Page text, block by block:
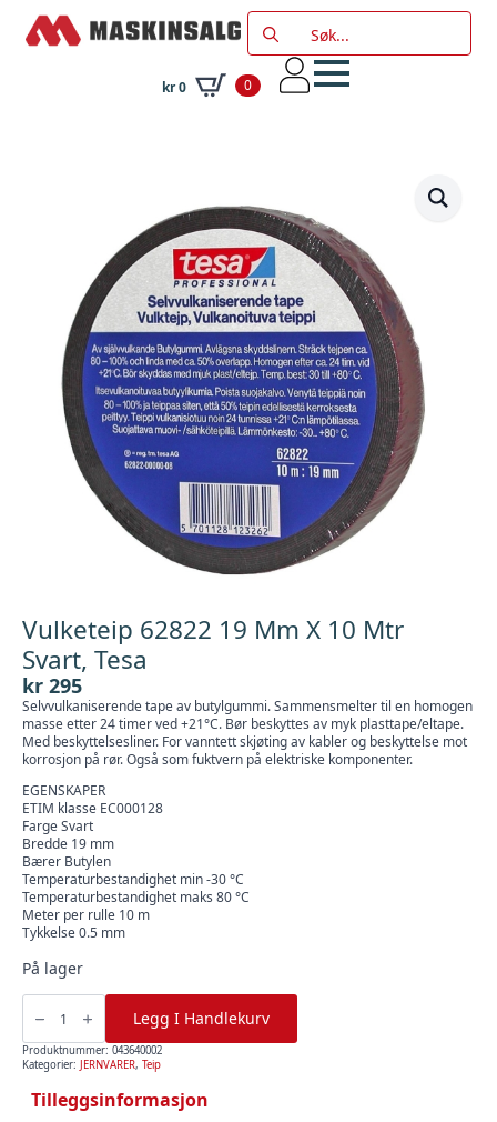
Search
for:
kr0 0
Vulketeip 62822 19 Mm X 10 Mtr
Svart, Tesa
kr 295
Selvvulkaniserende tape av butylgummi. Sammensmelter til en homogen
masse etter 24 timer ved +21°C. Bør beskyttes av myk plasttape/eltape.
Med beskyttelsesliner. For vanntett skjøting av kabler og beskyttelse mot
korrosjon på rør. Også som fuktvern på elektriske komponenter.
EGENSKAPER
ETIM klasse EC000128
Farge Svart
Bredde 19 mm
Bærer Butylen
Temperaturbestandighet min -30 °C
Temperaturbestandighet maks 80 °C
Meter per rulle 10 m
Tykkelse 0.5 mm
På lager
Vulketeip
19
Mm
X
10
Svart,
Tesa
Legg I Handlekurv
Produktnummer: 043640002
Kategorier: JERNVARER, Teip
Tilleggsinformasjon